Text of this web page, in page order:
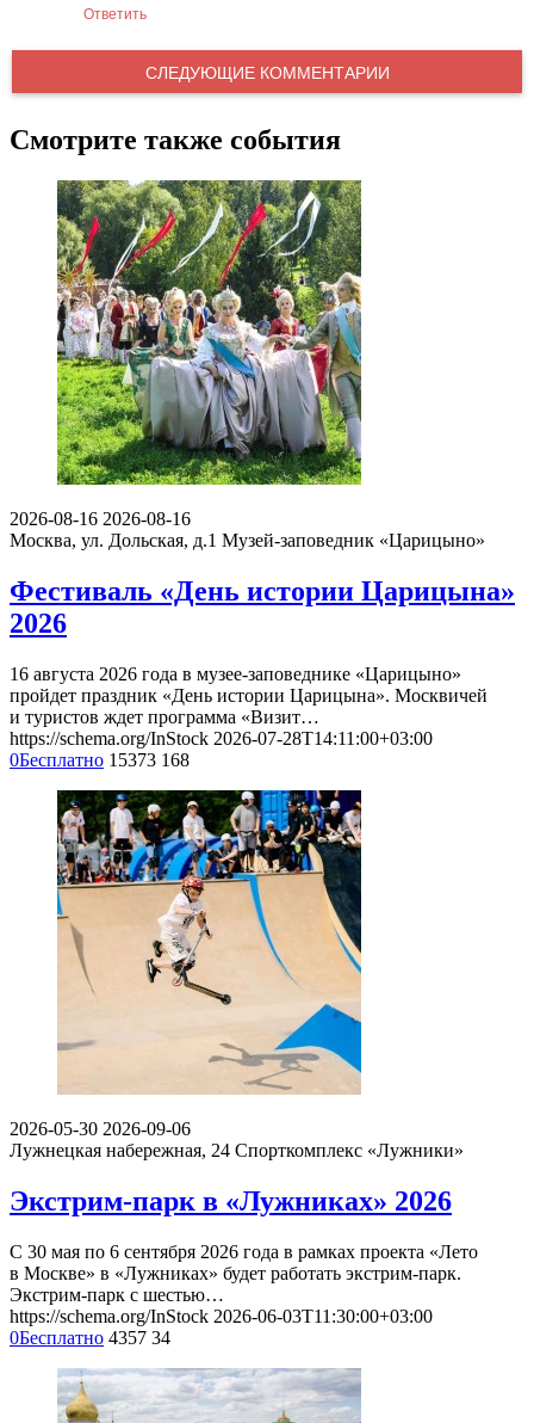
Ответить
СЛЕДУЮЩИЕ КОММЕНТАРИИ
Смотрите также события
2026-08-16 2026-08-16
Москва, ул. Дольская, д.1 Музей-заповедник «Царицыно»
Фестиваль «День истории Царицына»
2026
16 августа 2026 года в музее-заповеднике «Царицыно»
пройдет праздник «День истории Царицына». Москвичей
и туристов ждет программа «Визит…
https://schema.org/InStock 2026-07-28T14:11:00+03:00
0Бесплатно 15373 168
2026-05-30 2026-09-06
Лужнецкая набережная, 24 Спорткомплекс «Лужники»
Экстрим-парк в «Лужниках» 2026
С 30 мая по 6 сентября 2026 года в рамках проекта «Лето
в Москве» в «Лужниках» будет работать экстрим-парк.
Экстрим-парк с шестью…
https://schema.org/InStock 2026-06-03T11:30:00+03:00
0Бесплатно 4357 34